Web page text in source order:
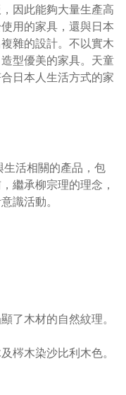
因此能夠大量生產高
用的家具，還與日本
雜的設計。不以實木
型優美的家具。 天童
日本人生活方式的家
活相關的產品，包
繼承柳宗理的理念，
識活動。
了木材的自然紋理。
梣木染沙比利木色。